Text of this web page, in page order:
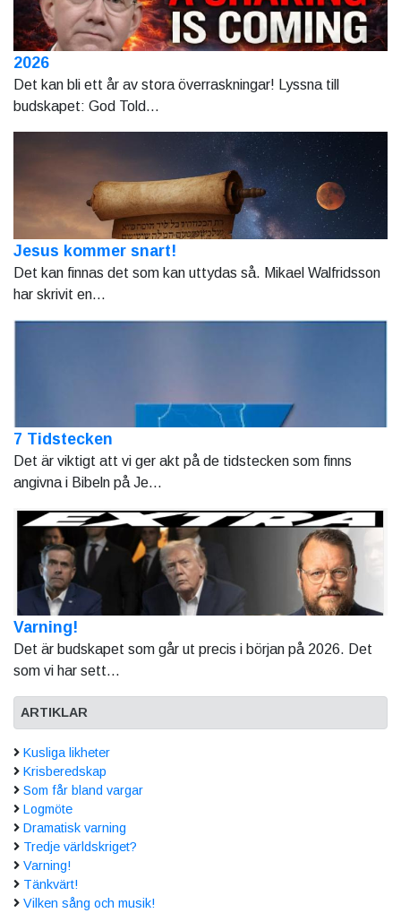
2026
Det kan bli ett år av stora överraskningar! Lyssna till
budskapet: God Told...
Jesus kommer snart!
Det kan finnas det som kan uttydas så. Mikael Walfridsson
har skrivit en...
7 Tidstecken
Det är viktigt att vi ger akt på de tidstecken som finns
angivna i Bibeln på Je...
Varning!
Det är budskapet som går ut precis i början på 2026. Det
som vi har sett...
ARTIKLAR
Kusliga likheter
Krisberedskap
Som får bland vargar
Logmöte
Dramatisk varning
Tredje världskriget?
Varning!
Tänkvärt!
Vilken sång och musik!